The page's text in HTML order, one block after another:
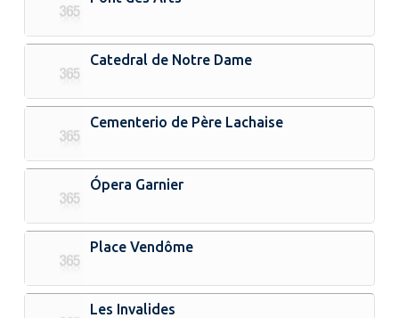
Catedral de Notre Dame
Cementerio de Père Lachaise
Ópera Garnier
Place Vendôme
Les Invalides